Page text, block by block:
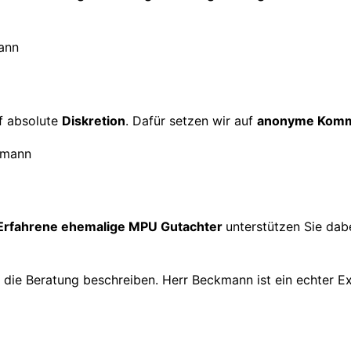
absolute Diskretion. Dafür setzen wir auf anonyme
ehemalige MPU Gutachter unterstützen Sie
Beratung beschreiben. Herr Beckmann ist ein echter